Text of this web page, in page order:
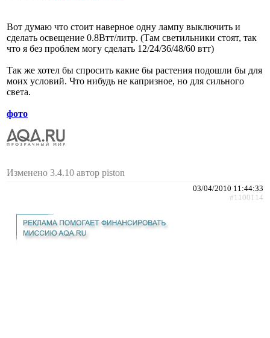
Вот думаю что стоит наверное одну лампу выключить и
сделать освещение 0.8Втт/литр. (Там светильники стоят, так
что я без проблем могу сделать 12/24/36/48/60 втт)
Так же хотел бы спросить какие бы растения подошли бы для
моих условий. Что нибудь не капризное, но для сильного
света.
фото
Изменено 3.4.10 автор piston
03/04/2010 11:44:33
#1100114